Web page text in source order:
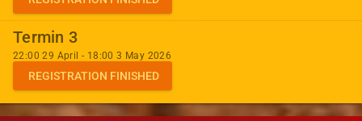
Termin 3
22:00 29 April - 18:00 3 May 2026
REGISTRATION FINISHED